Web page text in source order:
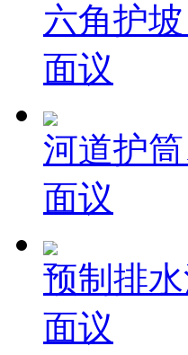
六角护
面议
河道护
面议
预制排
面议